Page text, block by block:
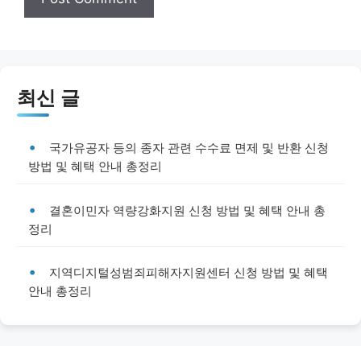
최신 글
국가유공자 등의 종자 관련 수수료 면제 및 반환 신청
방법 및 혜택 안내 총정리
결혼이민자 역량강화지원 신청 방법 및 혜택 안내 총
정리
지역디지털성범죄피해자지원센터 신청 방법 및 혜택
안내 총정리